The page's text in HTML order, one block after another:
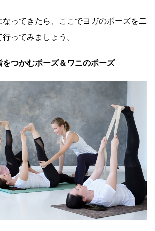
ってきたら、ここでヨガのポーズを二
ってみましょう。
つかむポーズ＆ワニのポーズ